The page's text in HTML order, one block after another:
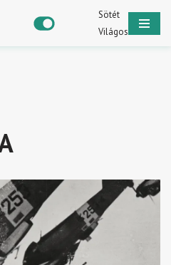
Sötét
Világos